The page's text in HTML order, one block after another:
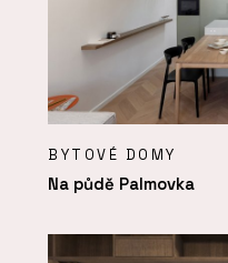
BYTOVÉ DOMY
Na půdě Palmovka